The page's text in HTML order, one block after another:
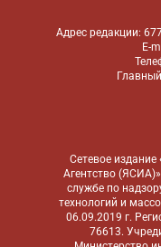
Адрес редакции:
E-
Сетевое
Агентство
службе по
технологий и
06.09.2019 г.
76613.